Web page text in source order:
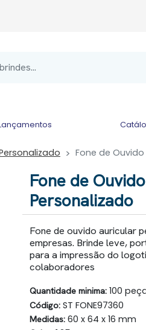
Fone de
Fone de
Personalizado
Fone de ouvido auricular
empresas. Brinde leve,
para a impressão do
colaboradores
Quantidade minima: 100
Código: ST FONE97360
Medidas: 60 x 64 x 16 mm